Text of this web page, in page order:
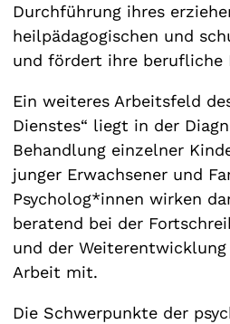
Durchführung ihres
heilpädagogischen und
und fördert ihre berufliche
Ein weiteres Arbeitsfeld
Dienstes“ liegt in der
Behandlung einzelner
junger Erwachsener und
Psycholog*innen wirken
beratend bei der
und der
Arbeit mit.
Die Schwerpunkte der